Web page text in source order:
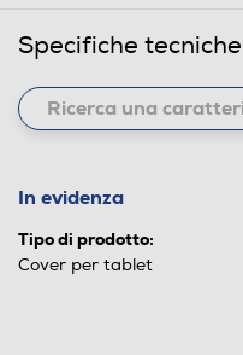
Specifiche tecniche
In evidenza
Tipo di prodotto:
Cover per tablet